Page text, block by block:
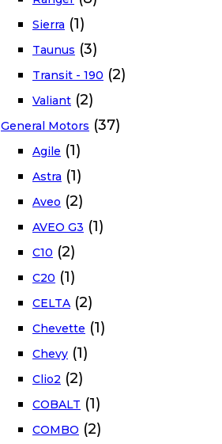
Sierra (1)
Taunus (3)
Transit - 190 (2)
Valiant (2)
General Motors (37)
Agile (1)
Astra (1)
Aveo (2)
AVEO G3 (1)
C10 (2)
C20 (1)
CELTA (2)
Chevette (1)
Chevy (1)
Clio2 (2)
COBALT (1)
COMBO (2)